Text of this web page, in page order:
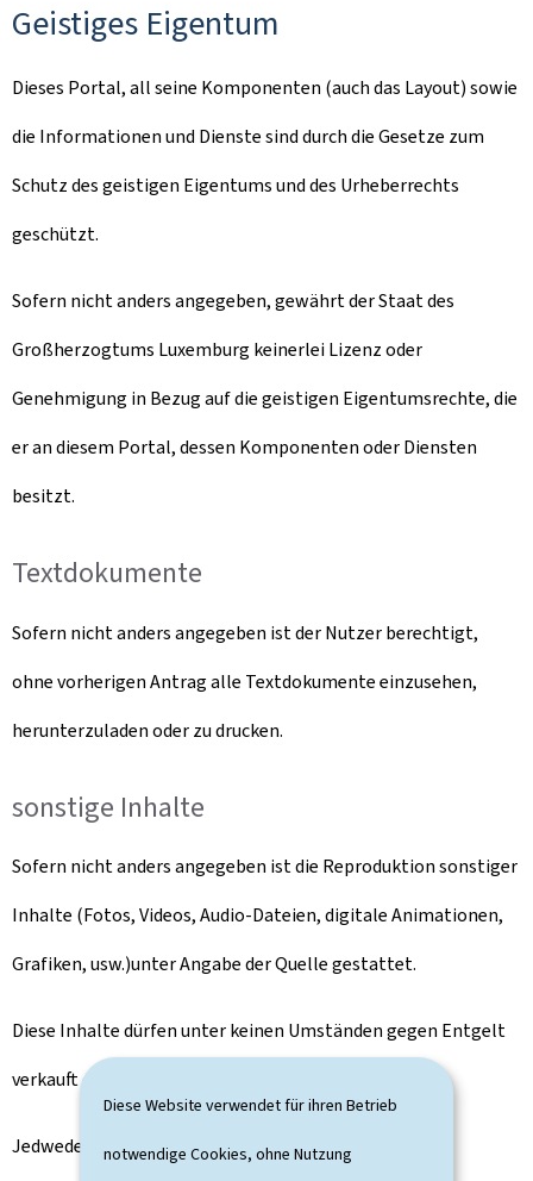
Diese Website verwendet für ihren Betrieb
notwendige Cookies, ohne Nutzung
Geistiges Eigentum
Dieses Portal, all seine Komponenten (auch das Layout) sowie
die Informationen und Dienste sind durch die Gesetze zum
Schutz des geistigen Eigentums und des Urheberrechts
geschützt.
Sofern nicht anders angegeben, gewährt der Staat des
Großherzogtums Luxemburg keinerlei Lizenz oder
Genehmigung in Bezug auf die geistigen Eigentumsrechte, die
er an diesem Portal, dessen Komponenten oder Diensten
besitzt.
Textdokumente
Sofern nicht anders angegeben ist der Nutzer berechtigt,
ohne vorherigen Antrag alle Textdokumente einzusehen,
herunterzuladen oder zu drucken.
sonstige Inhalte
Sofern nicht anders angegeben ist die Reproduktion sonstiger
Inhalte (Fotos, Videos, Audio-Dateien, digitale Animationen,
Grafiken, usw.)unter Angabe der Quelle gestattet.
Diese Inhalte dürfen unter keinen Umständen gegen Entgelt
verkauft oder verliehen werden.
Jedwede vollständige oder partielle Änderung,